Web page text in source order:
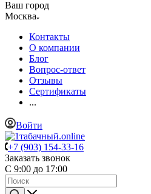
Ваш город
Москва
Контакты
О компании
Блог
Вопрос-ответ
Отзывы
Сертификаты
...
Войти
+7 (903) 154-33-16
Заказать звонок
С 9:00 до 17:00